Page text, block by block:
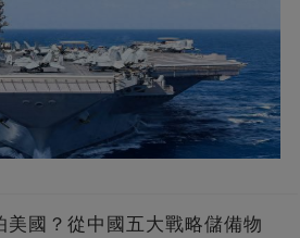
美國？從中國五大戰略儲備物